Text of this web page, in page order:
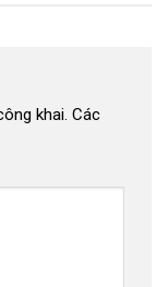
khai. Các